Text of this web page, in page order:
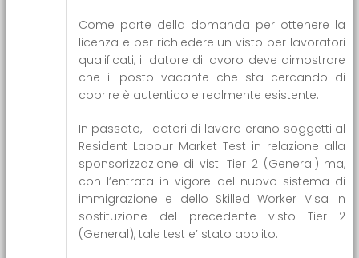
Come parte della domanda per ottenere la
licenza e per richiedere un visto per lavoratori
qualificati, il datore di lavoro deve dimostrare
che il posto vacante che sta cercando di
coprire è autentico e realmente esistente.
In passato, i datori di lavoro erano soggetti al
Resident Labour Market Test in relazione alla
sponsorizzazione di visti Tier 2 (General) ma,
con l’entrata in vigore del nuovo sistema di
immigrazione e dello Skilled Worker Visa in
sostituzione del precedente visto Tier 2
(General), tale test e’ stato abolito.